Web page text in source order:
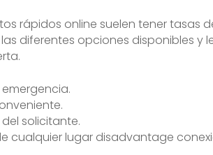
rápidos online suelen tener tasas
diferentes opciones disponibles y
solicitante.
cualquier lugar disadvantage